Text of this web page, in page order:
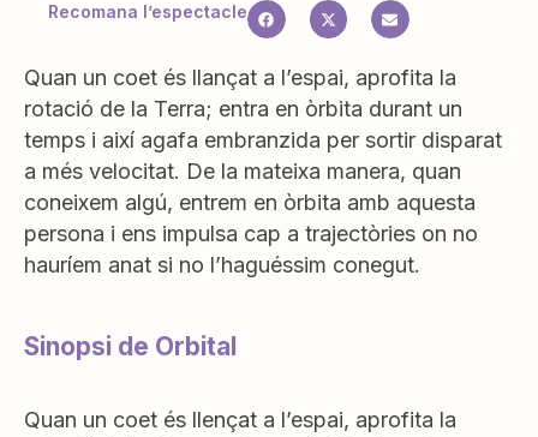
Recomana l’espectacle
Quan un coet és llançat a l’espai, aprofita la
rotació de la Terra; entra en òrbita durant un
temps i així agafa embranzida per sortir disparat
a més velocitat. De la mateixa manera, quan
coneixem algú, entrem en òrbita amb aquesta
persona i ens impulsa cap a trajectòries on no
hauríem anat si no l’haguéssim conegut.
Sinopsi de Orbital
Quan un coet és llençat a l’espai, aprofita la